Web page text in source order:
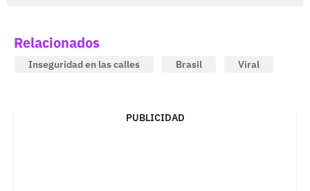
Relacionados
Inseguridad en las calles Brasil Viral
PUBLICIDAD